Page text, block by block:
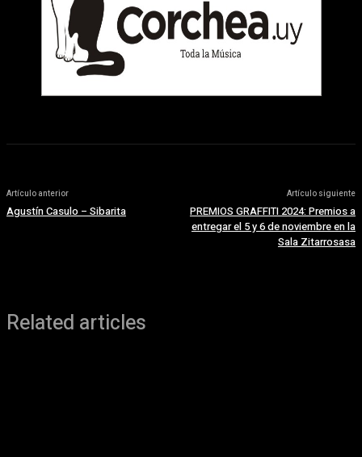
Artículo anterior
Agustín Casulo – Sibarita
Artículo siguiente
PREMIOS GRAFFITI 2024: Premios a
entregar el 5 y 6 de noviembre en la
Sala Zitarrosasa
Related articles